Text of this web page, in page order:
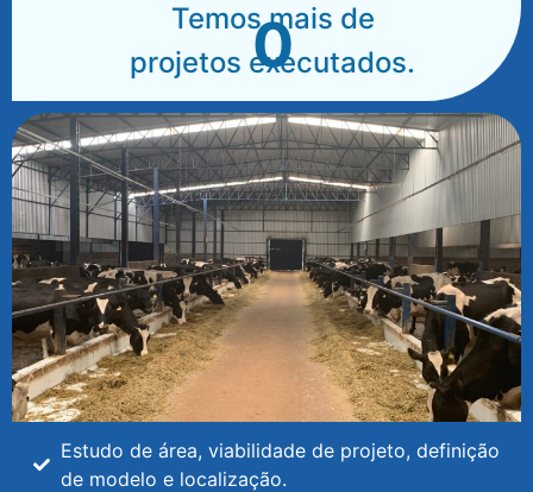
Estudo de área, viabilidade de projeto, definição
de modelo e localização.
Temos mais de
0
projetos executados.